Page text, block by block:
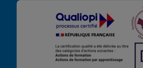
Lors de la navigation sur notre site, nous